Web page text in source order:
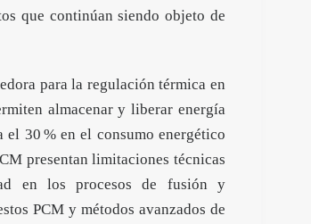
que continúan siendo objeto de
para la regulación térmica en
almacenar y liberar energía
30 % en el consumo energético
presentan limitaciones técnicas
en los procesos de fusión y
PCM y métodos avanzados de